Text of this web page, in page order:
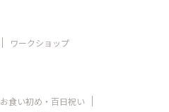
ワークショップ
お食い初め・百日祝い